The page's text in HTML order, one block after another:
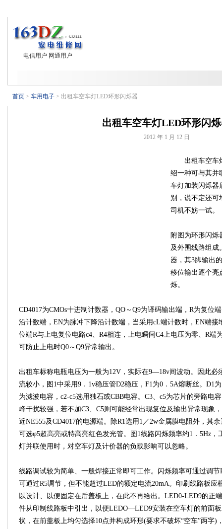
电信用户 网通用户
首页 > 车用电子 > 出租车空车灯LED环形闪烁器
出租车空车灯LED环形闪
2012 年 1 月 12 日
出租车空车
绍一种可与其并
车灯加装闪烁器
别，说不定还可
司机不妨一试。
附图为环形闪烁
及外围线路组成
器，其3脚输出
移位输出逐个亮
烁。
CD4017为CMOs十进制计数器，QO～Q9为译码输出端，R为复位
沿计数端，EN为脉冲下降沿计数端，当采用cL端计数时，EN端
位端R与上电复位电路c4、R4相连，上电瞬间C4上电压为零、R端
可防止上电时Q0～Q9异常输出。
出租车标称电瓶电压为一般为12V，实际在9—18v间波动。因此必
流较小，图1中采用9．1v稳压管D2稳压，F1为0．5A熔断丝。D1
为滤波电容，c2-c5选用独石或CBB电容。C3、c5为芯片的旁路电
峰干扰较强，若不加C3、C5则可能经常出现复位及输出异常现象
近NE555及CD4017的电源端。除R1选用1／2w金属膜电阻外，其
可选φ5超高亮或特高亮红色发光管。图1线路闪烁频率约1．5Hz，
灯并联使用时，对空车灯及计价器的负载影响可以忽略。
线路调试较为简单、一般焊接正常即可工作。闪烁频率可通过调节
可通过R5调节，但不能超过LED的额定电流20mA。印刷线路板应
以设计、以便固定在后盖板上，在此不再给出。LED0-LED9的正
件从印制线路板中引出，以便LEDO—LED9安装在空车灯的前面
状，在前盖板上均匀选择10点并构成环形(要求不破坏“空车”两字)